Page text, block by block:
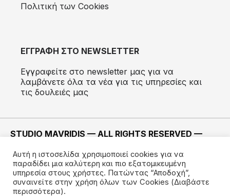
Πολιτική των Cookies
ΕΓΓΡΑΦΗ ΣΤΟ NEWSLETTER
Εγγραφείτε στο newsletter μας για να
λαμβάνετε όλα τα νέα για τις υπηρεσίες και
τις δουλειές μας
STUDIO MAVRIDIS — ALL RIGHTS RESERVED —
ΚΑΤΑΣΚΕΥΗ —IMODE
Αυτή η ιστοσελίδα χρησιμοποιεί cookies για να
παραδίδει μια καλύτερη και πιο εξατομικευμένη
υπηρεσία στους χρήστες. Πατώντας “Αποδοχή”,
συναινείτε στην χρήση όλων των Cookies (Διαβάστε
περισσότερα).